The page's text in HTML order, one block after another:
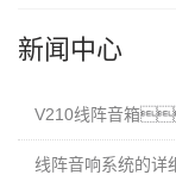
新闻中心
V210线阵音箱
线阵音响系统的详